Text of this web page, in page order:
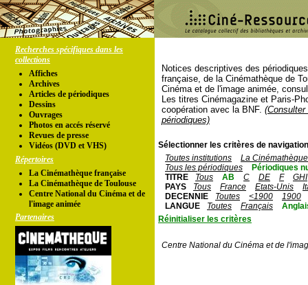
Recherches spécifiques dans les
collections
Affiches
Archives
Articles de périodiques
Dessins
Ouvrages
Photos en accés réservé
Revues de presse
Vidéos (DVD et VHS)
Répertoires
La Cinémathèque française
La Cinémathèque de Toulouse
Centre National du Cinéma et de
l'image animée
Partenaires
Notices descriptives des
française, de la Cinémathèque de
Cinéma et de l'image animée,
Les titres Cinémagazine et Paris-
coopération avec la BNF.
périodiques)
Sélectionner les critères de
Toutes institutions
La
Tous les périodiques
Périodiques
TITRE
Tous AB C DE F
GHI
PAYS
Tous France Etats-Unis
DECENNIE
Toutes <1900
1900
LANGUE
Toutes Français
Réinitialiser les critères
Centre National du Cinéma et de